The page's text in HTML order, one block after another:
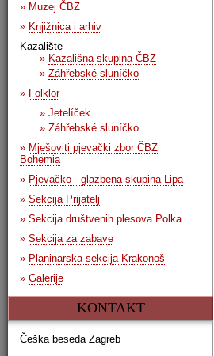
» Muzej ČBZ
» Knjižnica i arhiv
Kazalište
» Kazališna skupina ČBZ
» Záhřebské sluníčko
» Folklor
» Jetelíček
» Záhřebské sluníčko
» Mješoviti pjevački zbor ČBZ
Bohemia
» Pjevačko - glazbena skupina Lipa
» Sekcija Prijatelj
» Sekcija društvenih plesova Polka
» Sekcija za zabave
» Planinarska sekcija Krakonoš
» Galerije
KONTAKT
Češka beseda Zagreb